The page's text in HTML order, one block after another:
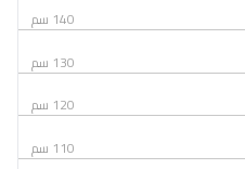
110 سم
120 سم
130 سم
140 سم